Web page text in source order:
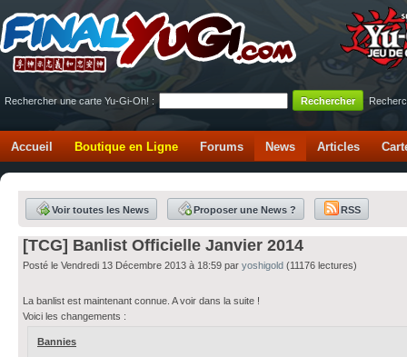
Rechercher une carte Yu-Gi-Oh! :
Accueil Boutique en Ligne Forums News Articles
Voir toutes les News Proposer une News ? RSS
[TCG] Banlist Officielle Janvier 2014
Posté le Vendredi 13 Décembre 2013 à 18:59 par yoshigold (11176 lectures)
La banlist est maintenant connue. A voir dans la suite !
Voici les changements :
Bannies